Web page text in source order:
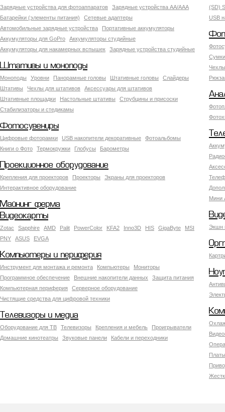
Зарядные устройства для фотоаппаратов
Зарядные устройства AA/AAA
Батарейки (элементы питания)
Сетевые адаптеры
Автомобильные зарядные устройства
Портативные аккумуляторы
Аккумуляторы для GoPro
Аккумуляторы студийные
Аккумуляторы для накамерных вспышек
Зарядные устройства студийные
(SD)
USB
Штативы и моноподы
Моноподы Уровни Панорамные головы Штативные головы
Слайдеры
Штативы
Чехлы для штативов
Аксессуары для штативов
Штативные площадки
Настольные штативы
Струбцины и присоски
Стабилизаторы и стедикамы
Фотосувениры
Цифровые фоторамки USB накопители декоративные
Фотоальбомы
Книги о Фото
Термокружки Глобусы Барометры
Мини
Проекционное оборудование
Крепления для проекторов Проекторы
Экраны для проекторов
Интерактивное оборудование
Майнинг ферма
Экшн
Видеокарты
Zotac Sapphire AMD Palit PowerColor KFA2 Inno3D HIS GigaByte
MSI
PNY
ASUS EVGA
Компьютеры и периферия
Инструмент для монтажа и ремонта Компьютеры
Мониторы
Программное обеспечение
Внешние накопители данных
Защита питания
Компьютерная периферия
Серверное оборудование
Чистящие средства для цифровой техники
Телевизоры и медиа
Оборудование для ТВ Телевизоры Крепления и мебель
Проигрыватели
Домашние кинотеатры
Звуковые панели Кабели и переходники